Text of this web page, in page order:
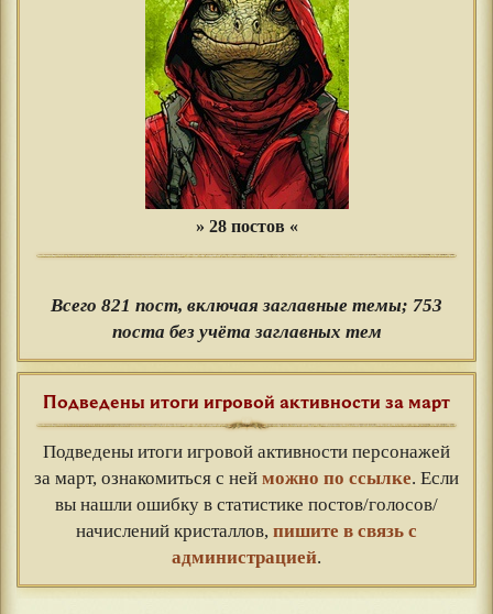
» 28 постов «
Всего 821 пост, включая заглавные темы; 753
поста без учёта заглавных тем
Подведены итоги игровой активности за март
Подведены итоги игровой активности персонажей
за март, ознакомиться с ней можно по ссылке. Если
вы нашли ошибку в статистике постов/голосов/
начислений кристаллов, пишите в связь с
администрацией.